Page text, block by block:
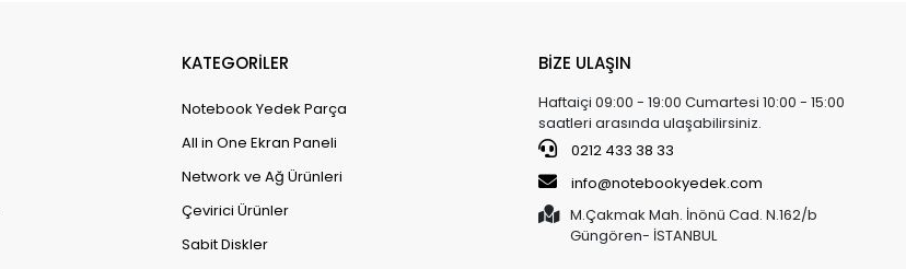
KATEGORİLER
Notebook Yedek Parça
All in One Ekran Paneli
Network ve Ağ Ürünleri
Çevirici Ürünler
Sabit Diskler
BİZE ULAŞIN
Haftaiçi 09:00 - 19:00 Cumartesi 10:00 - 15:00
saatleri arasında ulaşabilirsiniz.
0212 433 38 33
info@notebookyedek.com
M.Çakmak Mah. İnönü Cad. N.162/b
Güngören- İSTANBUL